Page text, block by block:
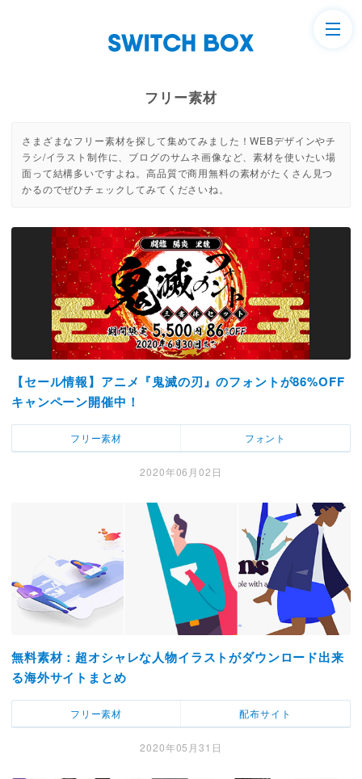
フリー素材
さまざまなフリー素材を探して集めてみました！WEBデザインやチ
ラシ/イラスト制作に、ブログのサムネ画像など、素材を使いたい場
面って結構多いですよね。高品質で商用無料の素材がたくさん見つ
かるのでぜひチェックしてみてくださいね。
【セール情報】アニメ『鬼滅の刃』のフォントが86%OFF
キャンペーン開催中！
フリー素材 フォント
2020年06月02日
無料素材：超オシャレな人物イラストがダウンロード出来
る海外サイトまとめ
フリー素材 配布サイト
2020年05月31日